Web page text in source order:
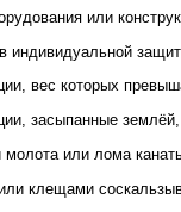
или
индивидуальной
вес которых
засыпанные
или лома
клещами